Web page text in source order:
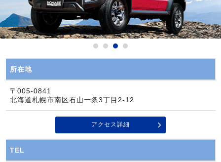
所在地
〒005-0841
北海道札幌市南区石山一条3丁目2-12
アクセス詳細
TEL